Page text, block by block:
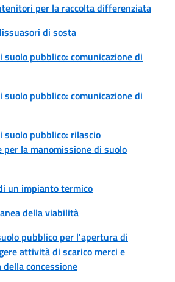
per la raccolta differenziata
di sosta
suolo pubblico: comunicazione di
suolo pubblico: comunicazione di
suolo pubblico: rilascio
la manomissione di suolo
un impianto termico
della viabilità
pubblico per l'apertura di
attività di scarico merci e
concessione